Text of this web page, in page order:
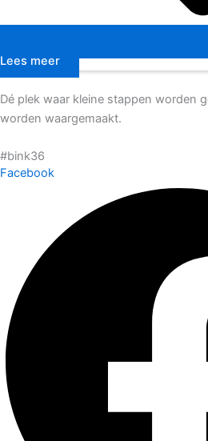
Lees meer
Dé plek waar kleine stappen worden
worden waargemaakt.
#bink36
Facebook